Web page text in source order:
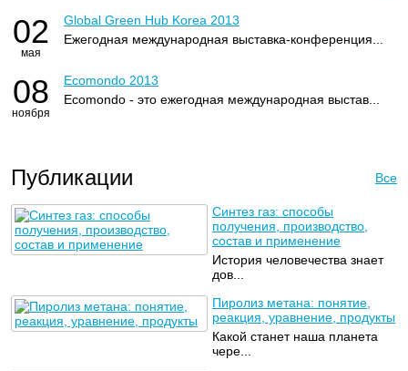
02
мая
Global Green Hub Korea 2013
Ежегодная международная выставка-конференция...
08
ноября
Ecomondo 2013
Ecomondo - это ежегодная международная выстав...
Все
Публикации
Синтез газ: способы
получения, производство,
состав и применение
История человечества знает
дов...
Пиролиз метана: понятие,
реакция, уравнение, продукты
Какой станет наша планета
чере...